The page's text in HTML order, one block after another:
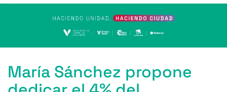
María Sánchez propone